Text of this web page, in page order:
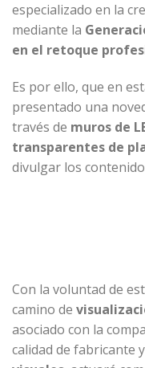
especializado en la
mediante la
en el retoque
Es por ello, que en
presentado una
través de muros de
transparentes de
divulgar los
Con la voluntad de
camino de
asociado con la
calidad de fabricante